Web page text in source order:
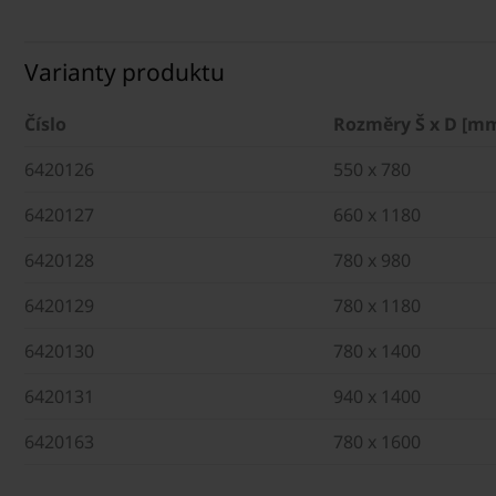
Varianty produktu
Číslo
Rozměry Š x D
6420126
550 x 780
6420127
660 x 1180
6420128
780 x 980
6420129
780 x 1180
6420130
780 x 1400
6420131
940 x 1400
6420163
780 x 1600